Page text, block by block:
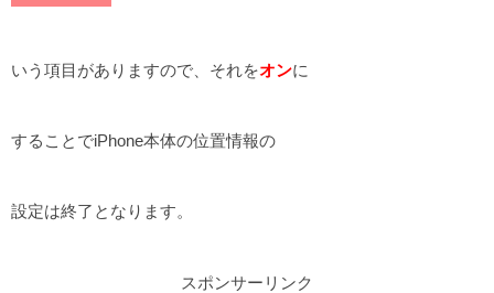
いう項目がありますので、それをオンに
することでiPhone本体の位置情報の
設定は終了となります。
スポンサーリンク